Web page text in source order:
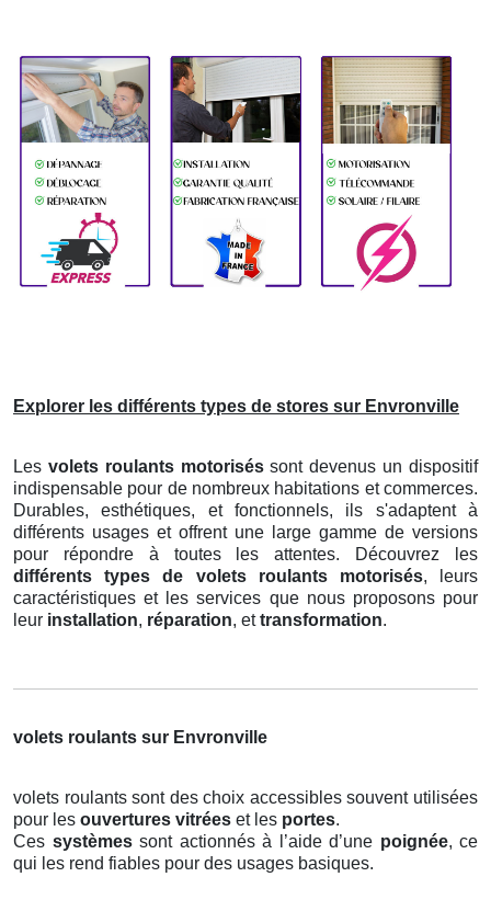
Explorer les différents types de stores sur Envronville
Les volets roulants motoriséssont devenus un dispositif
indispensable pour de nombreux habitations et commerces.
Durables, esthétiques, et fonctionnels, ils s'adaptent à
différents usages et offrent une large gamme de versions
pour répondre à toutes les attentes. Découvrez les
différents types de volets roulants motorisés, leurs
caractéristiques et les services que nous proposons pour
leur installation, réparation, ettransformation.
volets roulants sur Envronville
volets roulants sont des choix accessibles souvent utilisées
pour les ouvertures vitrées et les portes.
Ces systèmessont actionnés à l’aide d’une poignée, ce
qui les rend fiables pour des usages basiques.